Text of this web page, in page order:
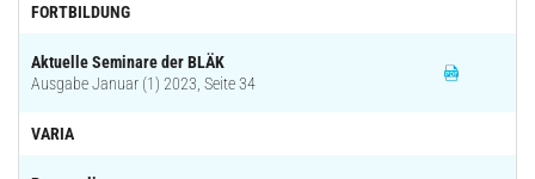
FORTBILDUNG
Aktuelle Seminare der BLÄK
Ausgabe Januar (1) 2023, Seite 34
VARIA